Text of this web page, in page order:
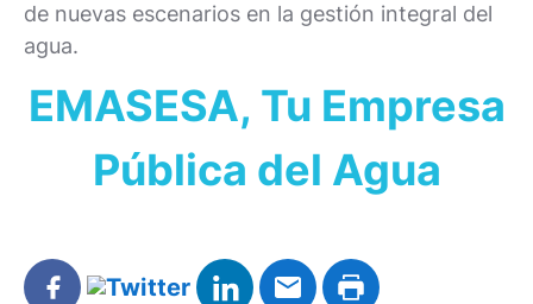
de nuevas escenarios en la gestión integral del
agua.
EMASESA, Tu Empresa
Pública del Agua